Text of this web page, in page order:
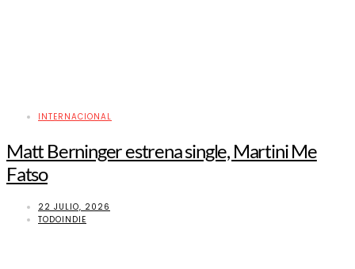
INTERNACIONAL
Matt Berninger estrena single, Martini Me
Fatso
22 JULIO, 2026
TODOINDIE